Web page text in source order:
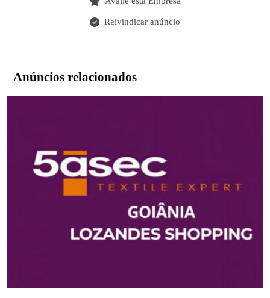
Reivindicar anúncio
Anúncios relacionados